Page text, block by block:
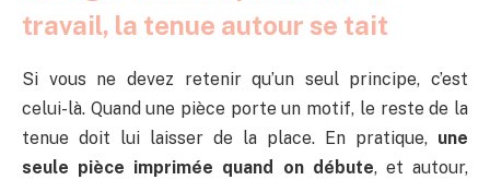
travail, la tenue autour se tait
Si vous ne devez retenir qu’un seul principe, c’est
celui-là. Quand une pièce porte un motif, le reste de la
tenue doit lui laisser de la place. En pratique, une
seule pièce imprimée quand on débute, et autour,